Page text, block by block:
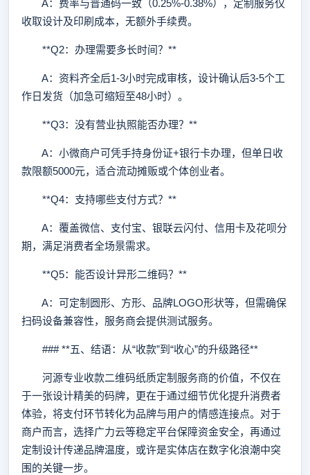
A：费率与普通码一致（0.25%-0.38%），定制服务仅
收取设计及印刷成本，无额外手续费。
**Q2：办理需要多长时间？**
A：资料齐全后1-3小时完成审核，设计确认后3-5个工
作日发货（加急可缩短至48小时）。
**Q3：没有营业执照能否办理？**
A：小微商户可凭手持身份证+银行卡办理，但单日收
款限额5000元，适合流动摊贩或个体创业者。
**Q4：支持哪些支付方式？**
A：覆盖微信、支付宝、银联云闪付、信用卡及花呗分
期，满足消费者全场景需求。
**Q5：能否设计异形二维码？**
A：可定制圆形、方形、品牌LOGO形状等，但需确保
扫码设备兼容性，服务商会提供测试服务。
### **五、结语：从“收款”到“收心”的升级路径**
河源专业收款二维码纸质定制服务商的价值，不仅在
于一张设计精美的码牌，更在于通过细节优化提升消费者
体验，将支付环节转化为品牌与用户的情感连接点。对于
商户而言，选择广力云等稳定平台保障资金安全，再通过
定制设计传递品牌温度，或许是实体店在数字化浪潮中突
围的关键一步。